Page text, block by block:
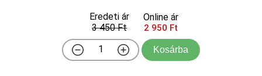
Eredeti ár
3 450 Ft
Online ár
2 950 Ft
Kosárba